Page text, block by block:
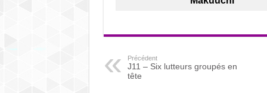
Précédent
J11 – Six lutteurs groupés en
tête